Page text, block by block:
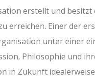
erstellt und
erreichen. Einer der
unter einer
Philosophie und
in Zukunft